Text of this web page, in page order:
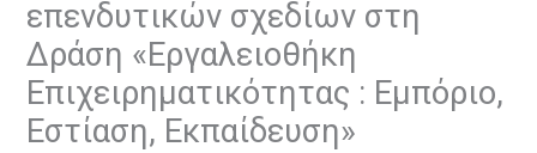
επενδυτικών σχεδίων στη
Δράση «Εργαλειοθήκη
Επιχειρηματικότητας : Εμπόριο,
Εστίαση, Εκπαίδευση»